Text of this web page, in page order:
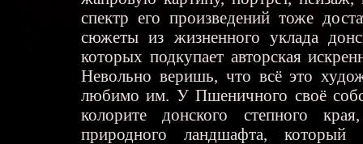
спектр его произведений тоже
сюжеты из жизненного уклада
которых подкупает авторская
Невольно веришь, что всё это
любимо им. У Пшеничного своё
колорите донского степного
природного ландшафта,